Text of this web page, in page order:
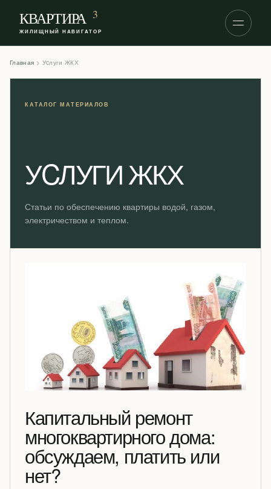
КВАРТИРА 3
ЖИЛИЩНЫЙ НАВИГАТОР
Главная > Уcлуги ЖКХ
УCЛУГИ ЖКХ
Статьи по обеспечению квартиры водой, газом,
электричеством и теплом.
Капитальный ремонт
многоквартирного дома:
обсуждаем, платить или
нет?